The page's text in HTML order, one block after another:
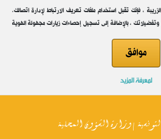
.من خلال الاستمرار في زيارتك لموقع بلدية الزريبة ، فإنك تقبل استخدام ملفات تعريف الارتباط لإدارة اتصالك
وتفضيلاتك ، بالإضافة إلى تسجيل إحصاءات زيارات مجهولة الهوية
موافق
لمعرفة المزيد
| وزارة الشؤون المحلية